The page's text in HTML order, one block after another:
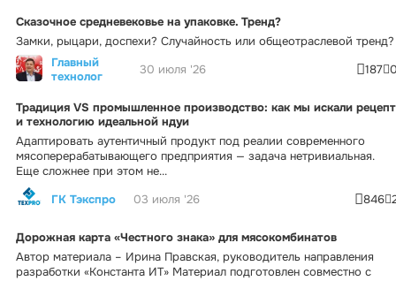
Сказочное средневековье на упаковке. Тренд?
Замки, рыцари, доспехи? Случайность или общеотраслевой тренд?
Главный
технолог
30 июля '26 187
Традиция VS промышленное производство: как мы искали рецепт
и технологию идеальной ндуи
Адаптировать аутентичный продукт под реалии современного
мясоперерабатывающего предприятия — задача нетривиальная.
Еще сложнее при этом не...
ГК Тэкспро
03 июля '26 846
Дорожная карта «Честного знака» для мясокомбинатов
Автор материала – Ирина Правская, руководитель направления
разработки «Константа ИТ» Материал подготовлен совместно с